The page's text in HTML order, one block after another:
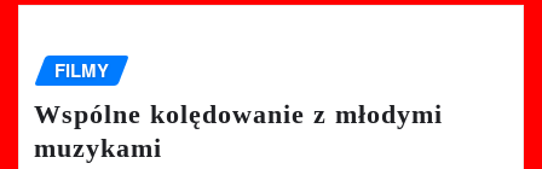
FILMY
Wspólne kolędowanie z młodymi
muzykami